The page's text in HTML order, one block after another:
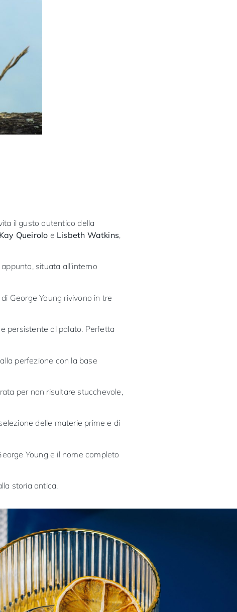
il gusto autentico della
Kay Queirolo e Lisbeth Watkins,
situata all’interno
George Young rivivono in tre
persistente al palato. Perfetta
perfezione con la base
per non risultare stucchevole,
delle materie prime e di
Young e il nome completo
storia antica.